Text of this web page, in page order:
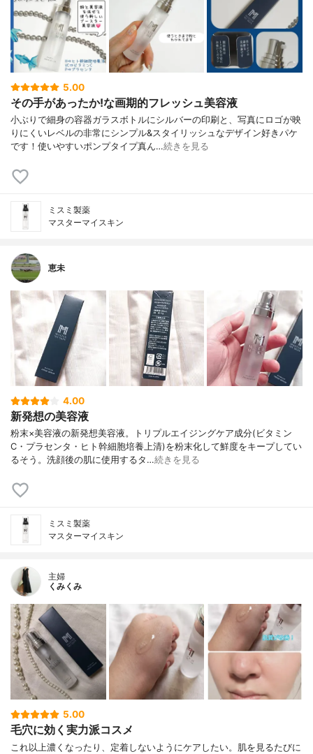
5.00
その手があったか!な画期的フレッシュ美容液
小ぶりで細身の容器ガラスボトルにシルバーの印刷と、写真にロゴが映
りにくいレベルの非常にシンプル&スタイリッシュなデザイン好きパケ
です！使いやすいポンプタイプ真ん…続きを見る
ミスミ製薬
マスターマイスキン
恵未
4.00
新発想の美容液
粉末×美容液の新発想美容液。トリプルエイジングケア成分(ビタミン
C・プラセンタ・ヒト幹細胞培養上清)を粉末化して鮮度をキープしてい
るそう。洗顔後の肌に使用するタ…続きを見る
ミスミ製薬
マスターマイスキン
主婦
くみくみ
5.00
毛穴に効く実力派コスメ
これ以上濃くなったり、定着しないようにケアしたい。肌を見るたびに